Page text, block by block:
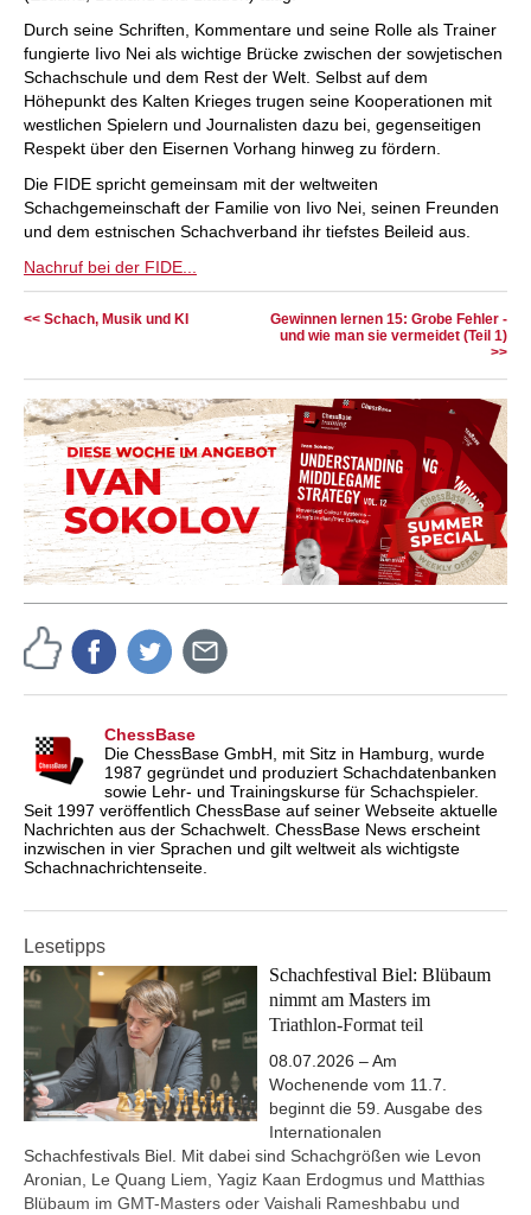
Durch seine Schriften, Kommentare und seine Rolle als Trainer
fungierte Iivo Nei als wichtige Brücke zwischen der sowjetischen
Schachschule und dem Rest der Welt. Selbst auf dem
Höhepunkt des Kalten Krieges trugen seine Kooperationen mit
westlichen Spielern und Journalisten dazu bei, gegenseitigen
Respekt über den Eisernen Vorhang hinweg zu fördern.
Die FIDE spricht gemeinsam mit der weltweiten
Schachgemeinschaft der Familie von Iivo Nei, seinen Freunden
und dem estnischen Schachverband ihr tiefstes Beileid aus.
Nachruf bei der FIDE...
<< Schach, Musik und KI
Gewinnen lernen 15: Grobe Fehler -
und wie man sie vermeidet (Teil 1)
>>
ChessBase
Die ChessBase GmbH, mit Sitz in Hamburg, wurde
1987 gegründet und produziert Schachdatenbanken
sowie Lehr- und Trainingskurse für Schachspieler.
Seit 1997 veröffentlich ChessBase auf seiner Webseite aktuelle
Nachrichten aus der Schachwelt. ChessBase News erscheint
inzwischen in vier Sprachen und gilt weltweit als wichtigste
Schachnachrichtenseite.
Lesetipps
Schachfestival Biel: Blübaum
nimmt am Masters im
Triathlon-Format teil
08.07.2026 – Am
Wochenende vom 11.7.
beginnt die 59. Ausgabe des
Internationalen
Schachfestivals Biel. Mit dabei sind Schachgrößen wie Levon
Aronian, Le Quang Liem, Yagiz Kaan Erdogmus und Matthias
Blübaum im GMT-Masters oder Vaishali Rameshbabu und